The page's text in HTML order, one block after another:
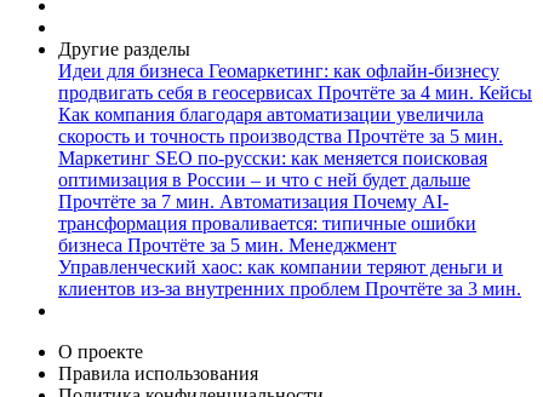
Другие разделы
Идеи для бизнеса Геомаркетинг: как офлайн-бизнесу
продвигать себя в геосервисах Прочтёте за 4 мин. Кейсы
Как компания благодаря автоматизации увеличила
скорость и точность производства Прочтёте за 5 мин.
Маркетинг SEO по-русски: как меняется поисковая
оптимизация в России – и что с ней будет дальше
Прочтёте за 7 мин. Автоматизация Почему AI-
трансформация проваливается: типичные ошибки
бизнеса Прочтёте за 5 мин. Менеджмент
Управленческий хаос: как компании теряют деньги и
клиентов из-за внутренних проблем Прочтёте за 3 мин.
О проекте
Правила использования